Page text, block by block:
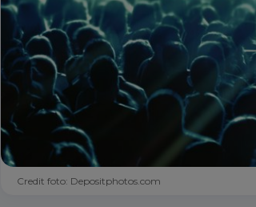
Credit foto: Depositphotos.com